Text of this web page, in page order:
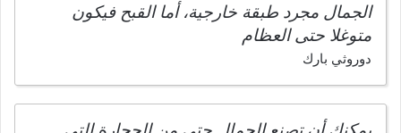
الجمال مجرد طبقة خارجية، أما القبح فيكون
متوغلا حتى العظام
دوروثي بارك